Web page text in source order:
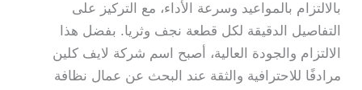
بالالتزام بالمواعيد وسرعة الأداء، مع التركيز على
التفاصيل الدقيقة لكل قطعة نجف وثريا. بفضل هذا
الالتزام والجودة العالية، أصبح اسم شركة لايف كلين
مرادفًا للاحترافية والثقة عند البحث عن عمال نظافة